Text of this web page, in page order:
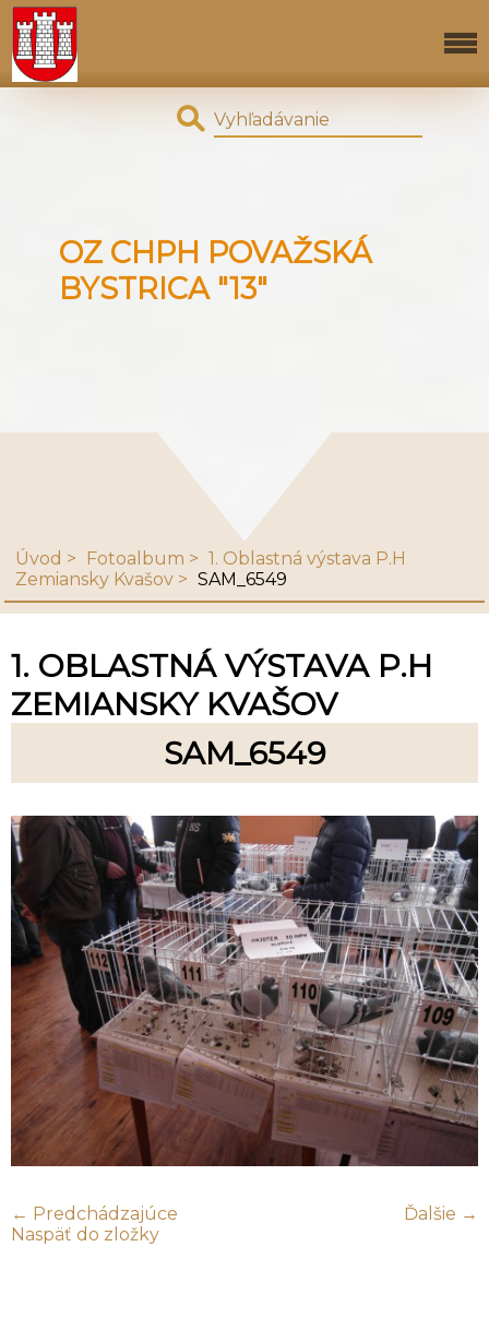
OZ CHPH POVAŽSKÁ
BYSTRICA "13"
Úvod Fotoalbum
1. Oblastná výstava P.H
Zemiansky Kvašov
SAM_6549
1. OBLASTNÁ VÝSTAVA P.H
ZEMIANSKY KVAŠOV
SAM_6549
← Predchádzajúce
Ďalšie →
Naspäť do zložky